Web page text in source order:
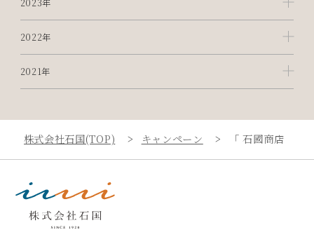
2023年
2022年
2021年
株式会社石国(TOP) キャンペーン 「 石國商店 東